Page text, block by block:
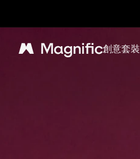
Magnific 創意套裝